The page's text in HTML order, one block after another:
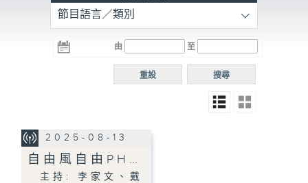
R3
電台 電台
R5
電台
普通
節目語言／類別
由 至
搜尋
重設
2025-08-13
自由風自由PH…
主持: 李家文、戴